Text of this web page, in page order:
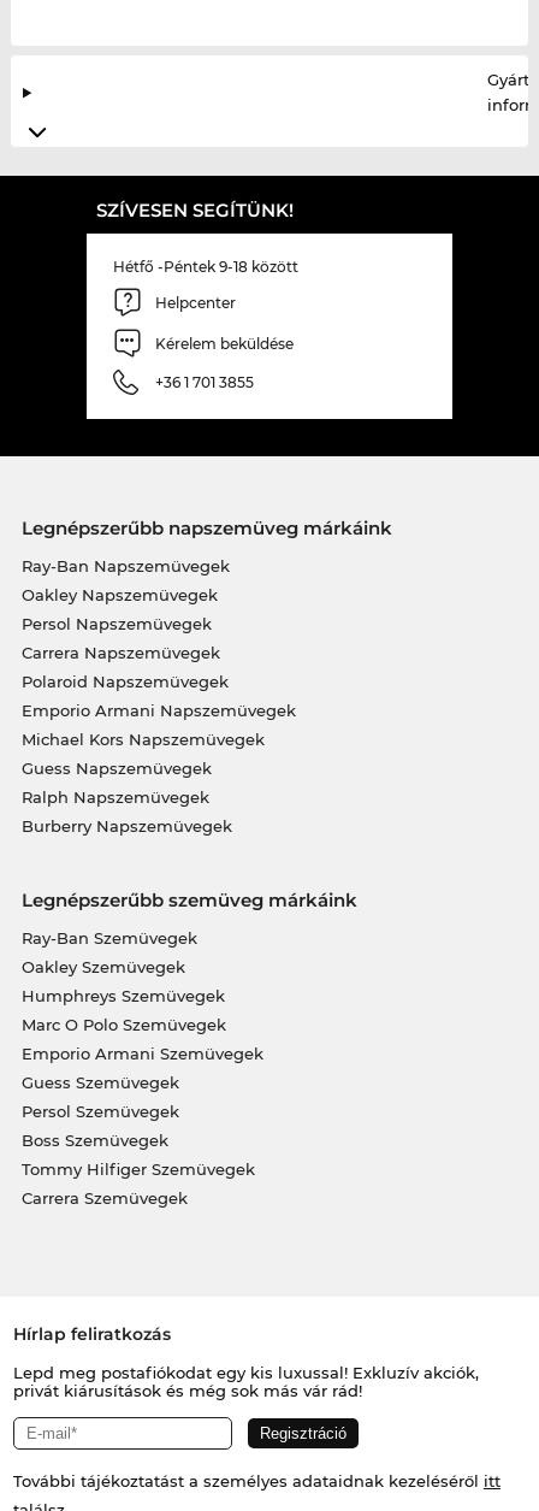
SZÍVESEN SEGÍTÜNK!
Hétfő -Péntek 9-18 között
Helpcenter
Kérelem beküldése
+36 1 701 3855
Legnépszerűbb napszemüveg márkáink
Ray-Ban Napszemüvegek
Oakley Napszemüvegek
Persol Napszemüvegek
Carrera Napszemüvegek
Polaroid Napszemüvegek
Emporio Armani Napszemüvegek
Michael Kors Napszemüvegek
Guess Napszemüvegek
Ralph Napszemüvegek
Burberry Napszemüvegek
Legnépszerűbb szemüveg márkáink
Ray-Ban Szemüvegek
Oakley Szemüvegek
Humphreys Szemüvegek
Marc O Polo Szemüvegek
Emporio Armani Szemüvegek
Guess Szemüvegek
Persol Szemüvegek
Boss Szemüvegek
Tommy Hilfiger Szemüvegek
Carrera Szemüvegek
Hírlap feliratkozás
Lepd meg postafiókodat egy kis luxussal! Exkluzív akciók,
privát kiárusítások és még sok más vár rád!
További tájékoztatást a személyes adataidnak kezeléséről itt